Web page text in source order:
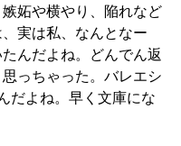
妬や横やり、陥れなど
実は私、なんとなー
んだよね。どんでん返
っちゃった。バレエシ
だよね。早く文庫にな